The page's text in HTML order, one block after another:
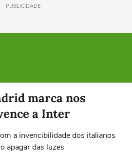
PUBLICIDADE
as notícias
marca nos
a Inter
a invencibilidade dos italianos
apagar das luzes